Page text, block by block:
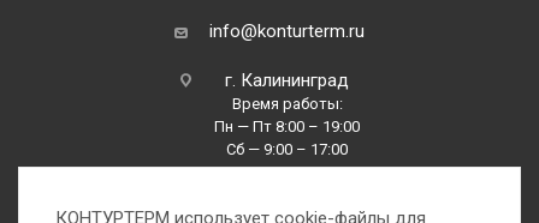
info@konturterm.ru
г. Калининград
Время работы:
Пн — Пт 8:00 – 19:00
Сб — 9:00 – 17:00
Вс —10:00 – 16:00
КОНТУРТЕРМ использует cookie-файлы для